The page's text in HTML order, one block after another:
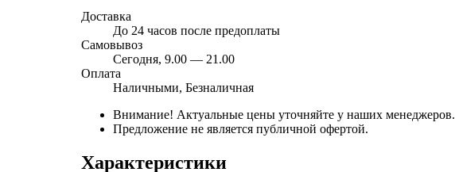
Доставка
До 24 часов после предоплаты
Самовывоз
Сегодня, 9.00 — 21.00
Оплата
Наличными, Безналичная
Внимание! Актуальные цены уточняйте у наших менеджеров.
Предложение не является публичной офертой.
Характеристики